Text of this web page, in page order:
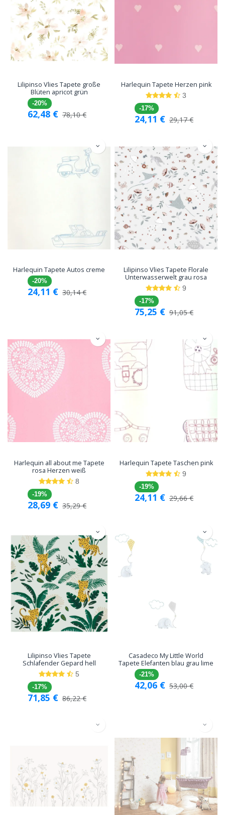
Lilipinso Vlies Tapete große
Blüten apricot grün
-20%
62,48 € 78,10€
Harlequin Tapete Herzen pink
3
-17%
24,11 € 29,17€
Harlequin Tapete Autos creme
-20%
24,11 € 30,14€
Lilipinso Vlies Tapete Florale
Unterwasserwelt grau rosa
9
-17%
75,25 € 91,05€
Harlequin all about me Tapete
rosa Herzen weiß
8
-19%
28,69 € 35,29€
Harlequin Tapete Taschen pink
9
-19%
24,11 € 29,66€
Lilipinso Vlies Tapete
Schlafender Gepard hell
5
-17%
71,85 € 86,22€
Casadeco My Little World
Tapete Elefanten blau grau lime
-21%
42,06 € 53,00€